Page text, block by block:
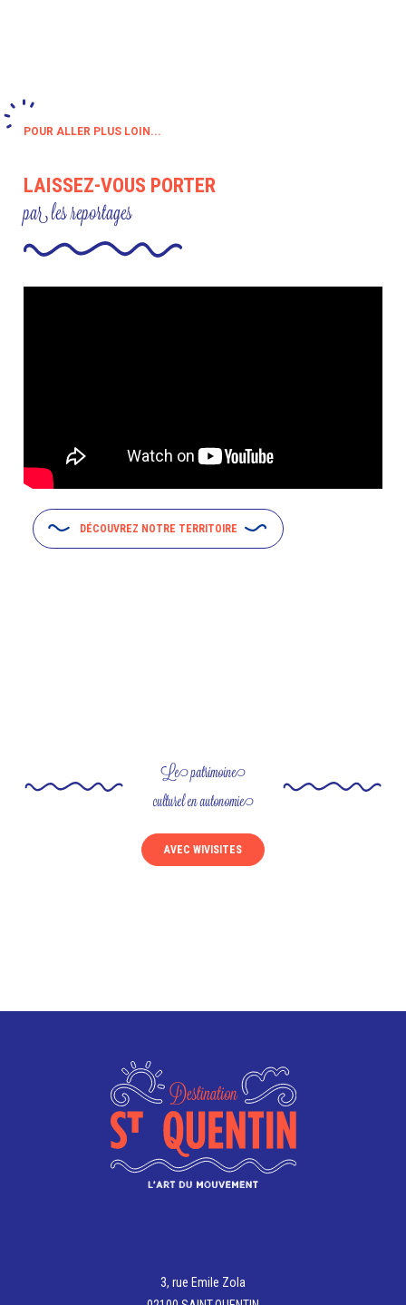
POUR ALLER PLUS LOIN...
LAISSEZ-VOUS PORTER
par les reportages
DÉCOUVREZ NOTRE TERRITOIRE
Le patrimoine
culturel en autonomie
AVEC WIVISITES
3, rue Emile Zola